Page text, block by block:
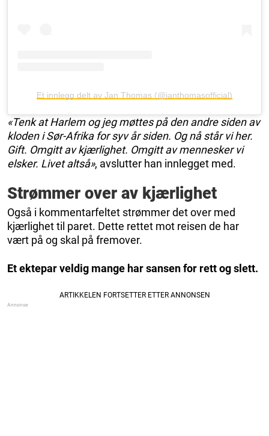
Et innlegg delt av Jan Thomas (@janthomasofficial)
«Tenk at Harlem og jeg møttes på den andre siden av
kloden i Sør-Afrika for syv år siden. Og nå står vi her.
Gift. Omgitt av kjærlighet. Omgitt av mennesker vi
elsker. Livet altså», avslutter han innlegget med.
Strømmer over av kjærlighet
Også i kommentarfeltet strømmer det over med
kjærlighet til paret. Dette rettet mot reisen de har
vært på og skal på fremover.
Et ektepar veldig mange har sansen for rett og slett.